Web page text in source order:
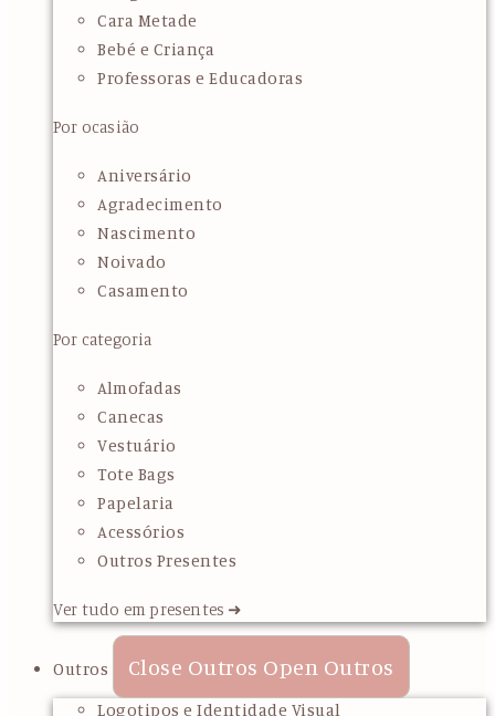
Cara Metade
Bebé e Criança
Professoras e Educadoras
Por ocasião
Aniversário
Agradecimento
Nascimento
Noivado
Casamento
Por categoria
Almofadas
Canecas
Vestuário
Tote Bags
Papelaria
Acessórios
Outros Presentes
Ver tudo em presentes ➜
Outros Close Outros Open Outros
Logotipos e Identidade Visual